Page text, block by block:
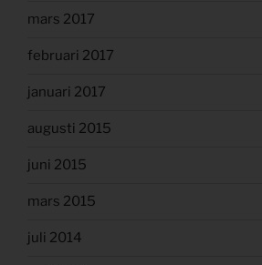
mars 2017
februari 2017
januari 2017
augusti 2015
juni 2015
mars 2015
juli 2014